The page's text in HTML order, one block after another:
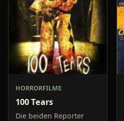
HORRORFILME
100 Tears
Die beiden Reporter